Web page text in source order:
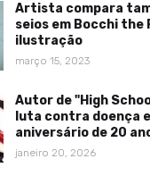
Artista compara
seios em Bocchi the
ilustração
março 15, 2023
Autor de "High
luta contra doença
aniversário de 20
janeiro 20, 2026